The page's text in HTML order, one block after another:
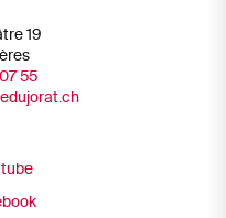
19
55